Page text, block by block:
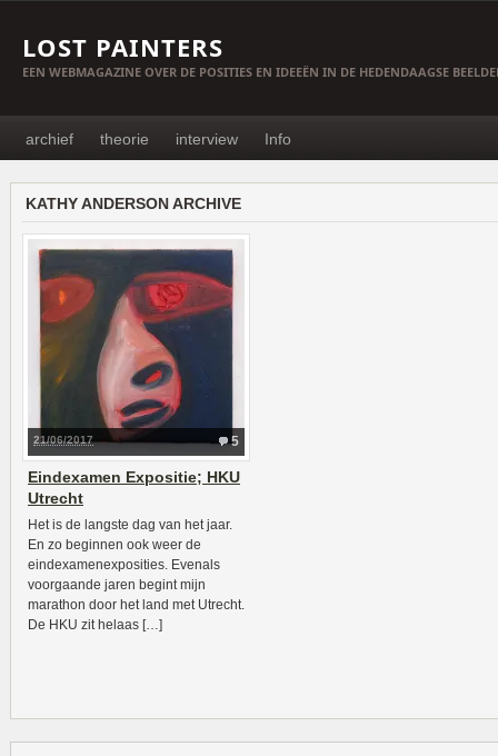
LOST PAINTERS
EEN WEBMAGAZINE OVER DE POSITIES EN IDEEËN IN DE HEDENDAAGSE
archief theorie interview Info
KATHY ANDERSON ARCHIVE
5
21/06/2017
Eindexamen Expositie; HKU
Utrecht
Het is de langste dag van het jaar.
En zo beginnen ook weer de
eindexamenexposities. Evenals
voorgaande jaren begint mijn
marathon door het land met Utrecht.
De HKU zit helaas […]